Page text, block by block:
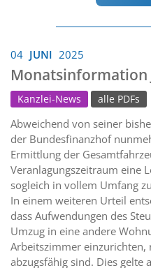
04 JUNI 2025
Monatsinformation
Kanzlei-News alle PDFs
Abweichend von seiner
der Bundesfinanzhof
Ermittlung der
Veranlagungszeitraum eine
sogleich in vollem Umfang
In einem weiteren Urteil
dass Aufwendungen des
Umzug in eine andere
Arbeitszimmer einzurichten,
abzugsfähig sind. Dies gelte